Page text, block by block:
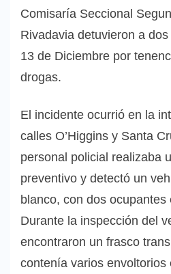
Comisaría Seccional
Rivadavia detuvieron a
13 de Diciembre por
drogas.
El incidente ocurrió en la
calles O’Higgins y Santa
personal policial realizaba
preventivo y detectó un
blanco, con dos ocupantes
Durante la inspección del
encontraron un frasco
contenía varios envoltorios